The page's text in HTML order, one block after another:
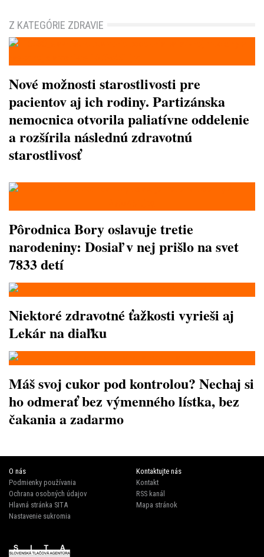
Z KATEGÓRIE ZDRAVIE
Nové možnosti starostlivosti pre
pacientov aj ich rodiny. Partizánska
nemocnica otvorila paliatívne oddelenie
a rozšírila následnú zdravotnú
starostlivosť
Pôrodnica Bory oslavuje tretie
narodeniny: Dosiaľ v nej prišlo na svet
7833 detí
Niektoré zdravotné ťažkosti vyrieši aj
Lekár na diaľku
Máš svoj cukor pod kontrolou? Nechaj si
ho odmerať bez výmenného lístka, bez
čakania a zadarmo
O nás
Podmienky používania
Ochrana osobných údajov
Hlavná stránka SITA
Nastavenie sukromia
Kontaktujte nás
Kontakt
RSS kanál
Mapa stránok